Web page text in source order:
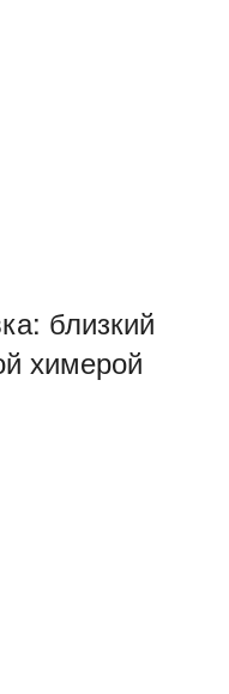
близкий
химерой